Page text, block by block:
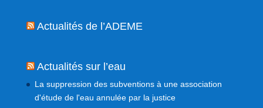
Actualités de l’ADEME
Actualités sur l’eau
La suppression des subventions à une association
d'étude de l'eau annulée par la justice